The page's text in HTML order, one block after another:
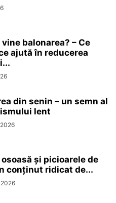
vine balonarea? – Ce
ajută în reducerea
din senin – un semn al
lent
și picioarele de
conținut ridicat de...